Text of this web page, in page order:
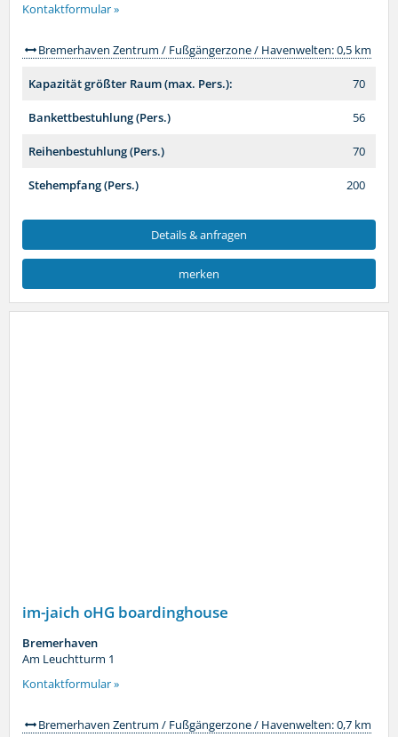
Kontaktformular »
Bremerhaven Zentrum / Fußgängerzone / Havenwelten: 0,5 km
Kapazität größter Raum (max. Pers.): 70
Bankettbestuhlung (Pers.) 56
Reihenbestuhlung (Pers.) 70
Stehempfang (Pers.) 200
Details & anfragen
merken
im-jaich oHG boardinghouse
Bremerhaven
Am Leuchtturm 1
Kontaktformular »
Bremerhaven Zentrum / Fußgängerzone / Havenwelten: 0,7 km